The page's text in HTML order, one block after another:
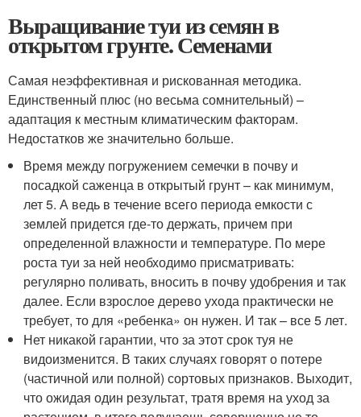
Выращивание туи из семян в
открытом грунте. Семенами
Самая неэффективная и рискованная методика.
Единственный плюс (но весьма сомнительный) –
адаптация к местным климатическим факторам.
Недостатков же значительно больше.
Время между погружением семечки в почву и
посадкой саженца в открытый грунт – как минимум,
лет 5. А ведь в течение всего периода емкости с
землей придется где-то держать, причем при
определенной влажности и температуре. По мере
роста туи за ней необходимо присматривать:
регулярно поливать, вносить в почву удобрения и так
далее. Если взрослое дерево ухода практически не
требует, то для «ребенка» он нужен. И так – все 5 лет.
Нет никакой гарантии, что за этот срок туя не
видоизменится. В таких случаях говорят о потере
(частичной или полной) сортовых признаков. Выходит,
что ожидая один результат, тратя время на уход за